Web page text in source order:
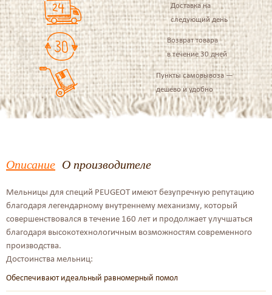
Доставка на
следующий день
Возврат товара
в течение 30 дней
Пункты самовывоза —
дешево и удобно
Описание О производителе
Мельницы для специй PEUGEOT имеют безупречную репутацию
благодаря легендарному внутреннему механизму, который
совершенствовался в течение 160 лет и продолжает улучшаться
благодаря высокотехнологичным возможностям современного
производства.
Достоинства мельниц:
Обеспечивают идеальный равномерный помол